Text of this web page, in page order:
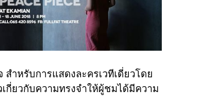
ำหรับการแสดงละครเวทีเดี่ยวโดย
กี่ยวกับความทรงจำให้ผู้ชมได้มีความ